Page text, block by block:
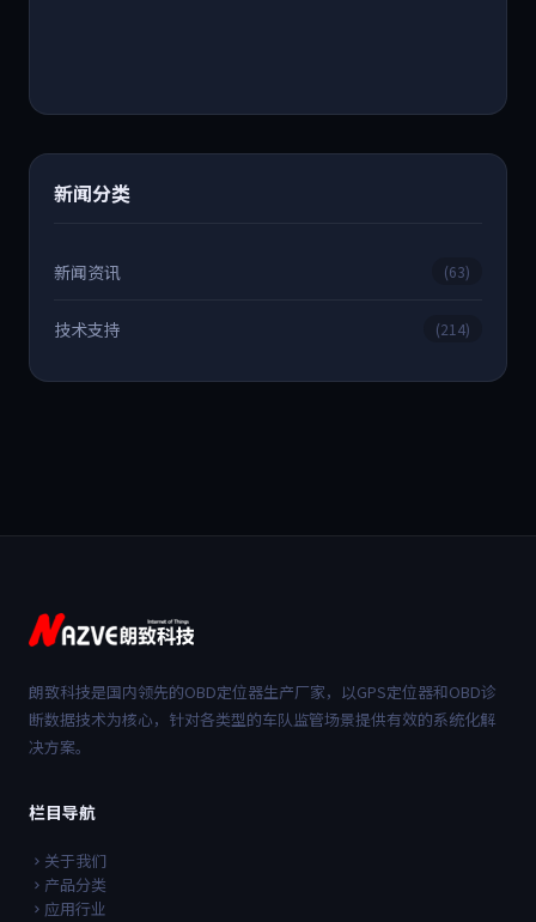
新闻分类
新闻资讯 (63)
技术支持 (214)
朗致科技是国内领先的OBD定位器生产厂家，以GPS定位器和OBD诊
断数据技术为核心，针对各类型的车队监管场景提供有效的系统化解
决方案。
栏目导航
关于我们
产品分类
应用行业